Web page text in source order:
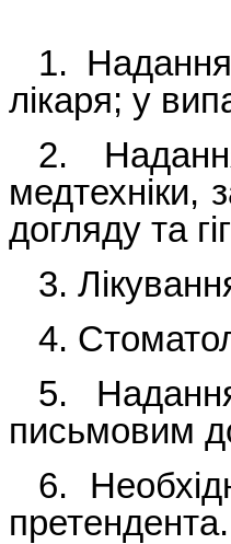
1.
лікаря; у
2.
медтехніки,
догляду та
3.
4.
5.
письмовим
6.
претендента.